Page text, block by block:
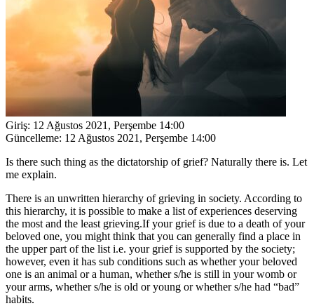
Giriş: 12 Ağustos 2021, Perşembe 14:00
Güncelleme: 12 Ağustos 2021, Perşembe 14:00
Is there such thing as the dictatorship of grief? Naturally there is. Let
me explain.
There is an unwritten hierarchy of grieving in society. According to
this hierarchy, it is possible to make a list of experiences deserving
the most and the least grieving.If your grief is due to a death of your
beloved one, you might think that you can generally find a place in
the upper part of the list i.e. your grief is supported by the society;
however, even it has sub conditions such as whether your beloved
one is an animal or a human, whether s/he is still in your womb or
your arms, whether s/he is old or young or whether s/he had “bad”
habits.